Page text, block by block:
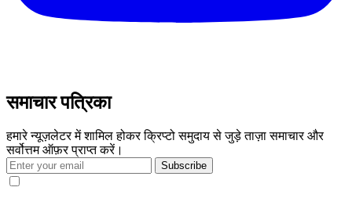
समाचार पत्रिका
हमारे न्यूज़लेटर में शामिल होकर क्रिप्टो समुदाय से जुड़े ताज़ा समाचार और
सर्वोत्तम ऑफ़र प्राप्त करें।
Subscribe